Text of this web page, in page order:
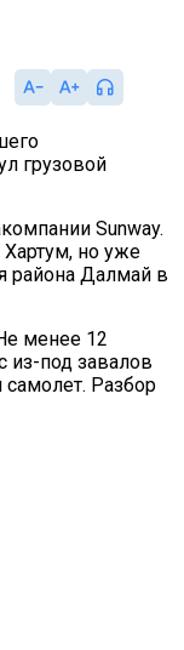
грузовой
Sunway.
Хартум, но уже
района Далмай в
менее 12
из-под завалов
Разбор